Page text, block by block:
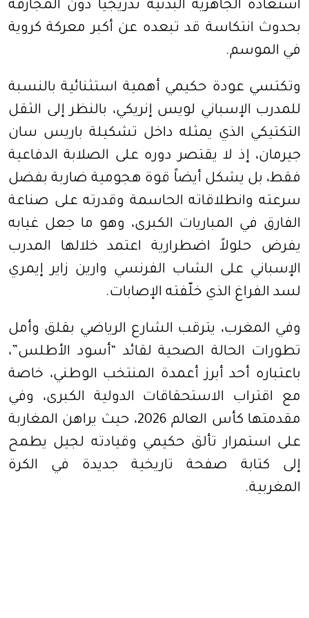
استعادة الجاهزية البدنية تدريجياً دون المجازفة
بحدوث انتكاسة قد تبعده عن أكبر معركة كروية
في الموسم.
وتكتسي عودة حكيمي أهمية استثنائية بالنسبة
للمدرب الإسباني لويس إنريكي، بالنظر إلى الثقل
التكتيكي الذي يمثله داخل تشكيلة باريس سان
جيرمان، إذ لا يقتصر دوره على الصلابة الدفاعية
فقط، بل يشكل أيضاً قوة هجومية ضاربة بفضل
سرعته وانطلاقاته الحاسمة وقدرته على صناعة
الفارق في المباريات الكبرى، وهو ما جعل غيابه
يفرض حلولاً اضطرارية اعتمد خلالها المدرب
الإسباني على الشاب الفرنسي وارين زاير إيمري
لسد الفراغ الذي خلّفته الإصابات.
وفي المغرب، يترقب الشارع الرياضي بقلق وأمل
تطورات الحالة الصحية لقائد “أسود الأطلس”،
باعتباره أحد أبرز أعمدة المنتخب الوطني، خاصة
مع اقتراب الاستحقاقات الدولية الكبرى، وفي
مقدمتها كأس العالم 2026، حيث يراهن المغاربة
على استمرار تألق حكيمي وقيادته لجيل يطمح
إلى كتابة صفحة تاريخية جديدة في الكرة
المغربية.